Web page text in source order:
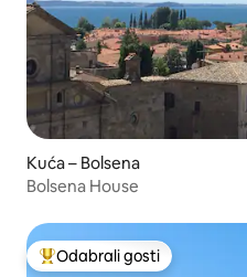
Kuća – Bolsena
Bolsena House
Među najviše rangiranima s
Odabrali gosti